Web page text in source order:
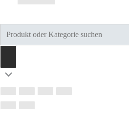
Products
search
Nach
oben
scrollen